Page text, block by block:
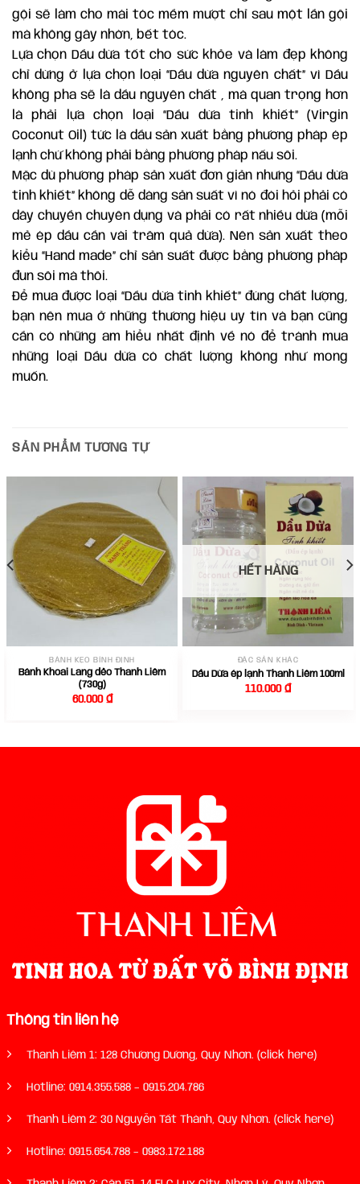
gội sẽ làm cho mái tóc mềm mượt chỉ sau một lần gội
mà không gây nhờn, bết tóc.
Lựa chọn Dầu dừa tốt cho sức khỏe và làm đẹp không
chỉ dừng ở lựa chọn loại “Dầu dừa nguyên chất” vì Dầu
không pha sẽ là dầu nguyên chất , mà quan trọng hơn
là phải lựa chọn loại “Dầu dừa tinh khiết” (Virgin
Coconut Oil) tức là dầu sản xuất bằng phương pháp ép
lạnh chứ không phải bằng phương pháp nấu sôi.
Mặc dù phương pháp sản xuất đơn giản nhưng “Dầu dừa
tinh khiết” không dễ dàng sản suất vì nó đòi hỏi phải có
dây chuyền chuyên dụng và phải có rất nhiều dừa (mỗi
mẻ ép dầu cần vài trăm quả dừa). Nên sản xuất theo
kiểu “Hand made” chỉ sản suất được bằng phương pháp
đun sôi mà thôi.
Để mua được loại “Dầu dừa tinh khiết” đúng chất lượng,
bạn nên mua ở những thương hiệu uy tín và bạn cũng
cần có những am hiểu nhất định về nó để tránh mua
những loại Dầu dừa có chất lượng không như mong
muốn.
SẢN PHẨM TƯƠNG TỰ
BÁNH KẸO BÌNH ĐỊNH
Bánh Khoai Lang dẻo Thanh Liêm
(730g)
60.000 ₫
HẾT HÀNG
ĐẶC SẢN KHÁC
Dầu Dừa ép lạnh Thanh Liêm 100ml
110.000 ₫
Thông tin liên hệ
Thanh Liêm 1: 128 Chương Dương, Quy Nhơn. (click here)
Hotline: 0914.355.588 – 0915.204.786
Thanh Liêm 2: 30 Nguyễn Tất Thành, Quy Nhơn. (click here)
Hotline: 0915.654.788 – 0983.172.188